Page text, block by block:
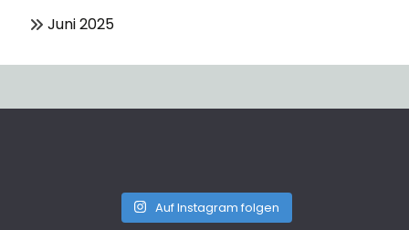
Juni 2025
Auf Instagram folgen